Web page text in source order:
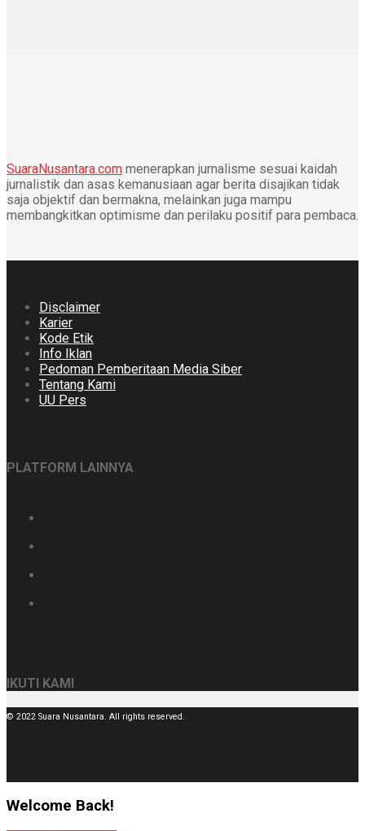
SuaraNusantara.com menerapkan jurnalisme sesuai kaidah
jurnalistik dan asas kemanusiaan agar berita disajikan tidak
saja objektif dan bermakna, melainkan juga mampu
membangkitkan optimisme dan perilaku positif para pembaca.
Disclaimer
Karier
Kode Etik
Info Iklan
Pedoman Pemberitaan Media Siber
Tentang Kami
UU Pers
PLATFORM LAINNYA
IKUTI KAMI
© 2022 Suara Nusantara. All rights reserved.
Welcome Back!